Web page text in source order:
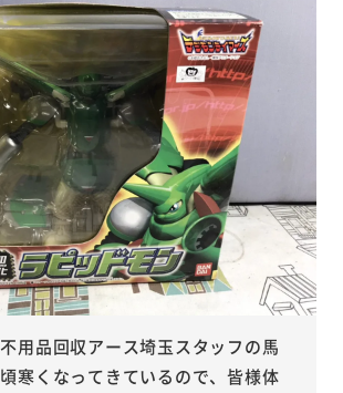
用品回収アース埼玉スタッフの馬
寒くなってきているので、皆様体